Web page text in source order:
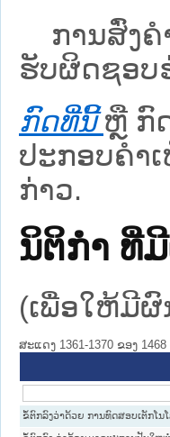
ການສົ່ງຄໍ
ຮັບຜິດຊອບ
ກົດທີ່ນີ້ ຫຼື ກົ
ປະກອບຄຳ
ກ່າວ.
ນິຕິກໍາ ທີ່
(ເພື່ອໃຫ້ມີ
ສະແດງ 1361-1370 ຂອງ
ຂໍ້ຕົກລົງວ່າດ້ວຍ ການທົດສອບເຕັກໂນ